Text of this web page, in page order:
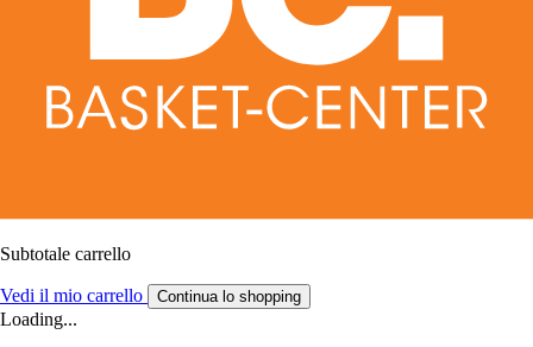
Subtotale carrello
Vedi il mio carrello Continua lo shopping
Loading...